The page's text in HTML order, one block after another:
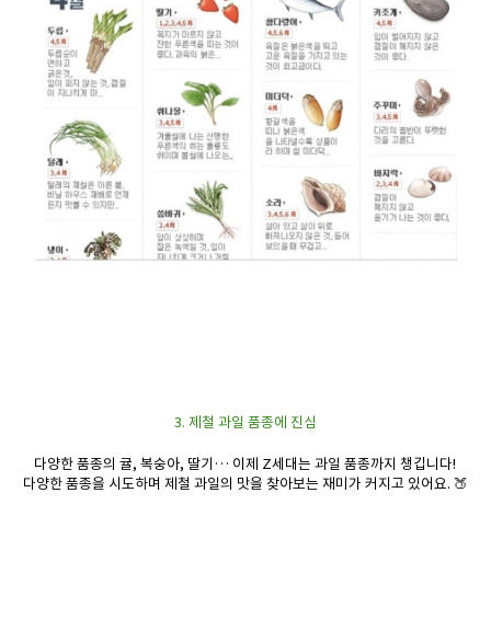
3. 제철 과일 품종에 진심
다양한 품종의 귤, 복숭아, 딸기… 이제 Z세대는 과일 품종까지 챙깁니다!
다양한 품종을 시도하며 제철 과일의 맛을 찾아보는 재미가 커지고 있어요. 🍑